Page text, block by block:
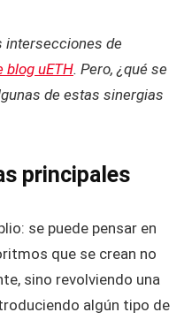
intersecciones de
blog uETH. Pero, ¿qué se
de estas sinergias
principales
se puede pensar en
que se crean no
sino revolviendo una
algún tipo de